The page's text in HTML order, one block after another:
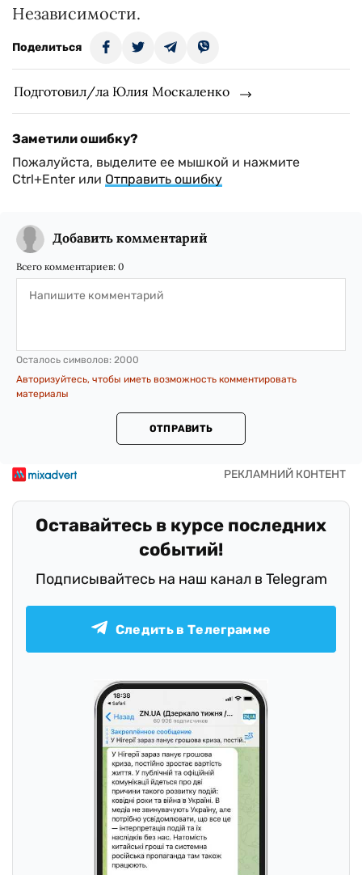
Независимости.
Поделиться
Подготовил/ла Юлия Москаленко
Заметили ошибку?
Пожалуйста, выделите ее мышкой и нажмите
Ctrl+Enter или Отправить ошибку
Добавить комментарий
Всего комментариев: 0
Осталось символов: 2000
Авторизуйтесь, чтобы иметь возможность комментировать
материалы
ОТПРАВИТЬ
Оставайтесь в курсе последних
событий!
Подписывайтесь на наш канал в Telegram
Следить в Телеграмме